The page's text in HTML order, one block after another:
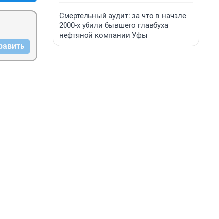
Смертельный аудит: за что в начале
2000-х убили бывшего главбуха
нефтяной компании Уфы